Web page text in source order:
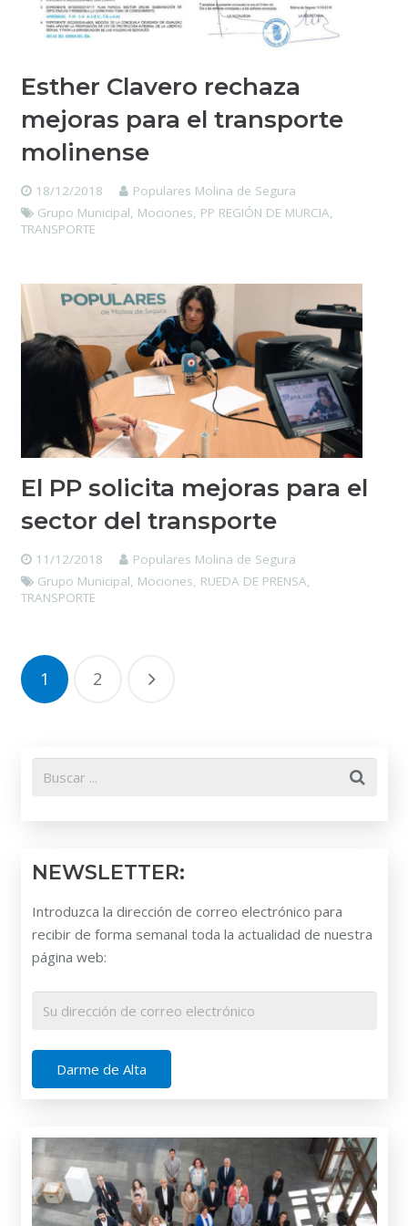
Esther Clavero rechaza
mejoras para el transporte
molinense
18/12/2018
Populares Molina de Segura
Grupo Municipal, Mociones, PP REGIÓN DE MURCIA,
TRANSPORTE
El PP solicita mejoras para el
sector del transporte
11/12/2018
Populares Molina de Segura
Grupo Municipal, Mociones, RUEDA DE PRENSA,
TRANSPORTE
1 2
NEWSLETTER:
Introduzca la dirección de correo electrónico para
recibir de forma semanal toda la actualidad de nuestra
página web: